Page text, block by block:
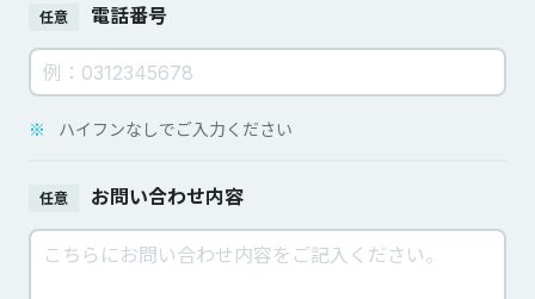
任意 電話番号
※ ハイフンなしでご入力ください
任意 お問い合わせ内容